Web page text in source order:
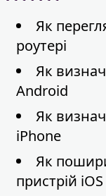
Як
роутері
Як
Android
Як
iPhone
Як
пристрій iOS